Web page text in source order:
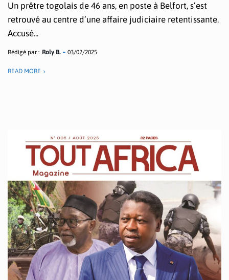
Un prêtre togolais de 46 ans, en poste à Belfort, s’est
retrouvé au centre d’une affaire judiciaire retentissante.
Accusé...
Rédigé par : Roly B. 03/02/2025
READ MORE